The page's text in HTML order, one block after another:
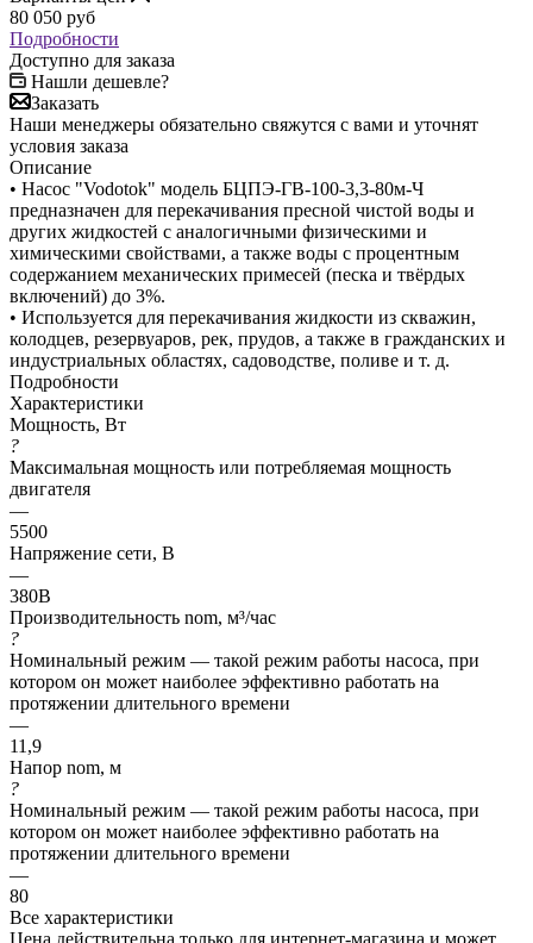
80 050 руб
Подробности
Доступно для заказа
Нашли дешевле?
Заказать
Наши менеджеры обязательно свяжутся с вами и уточнят
условия заказа
Описание
• Насос "Vodotok" модель БЦПЭ-ГВ-100-3,3-80м-Ч
предназначен для перекачивания пресной чистой воды и
других жидкостей с аналогичными физическими и
химическими свойствами, а также воды с процентным
содержанием механических примесей (песка и твёрдых
включений) до 3%.
• Используется для перекачивания жидкости из скважин,
колодцев, резервуаров, рек, прудов, а также в гражданских и
индустриальных областях, садоводстве, поливе и т. д.
Подробности
Характеристики
Мощность, Вт
?
Максимальная мощность или потребляемая мощность
двигателя
—
5500
Напряжение сети, В
—
380В
Производительность nom, м³/час
?
Номинальный режим — такой режим работы насоса, при
котором он может наиболее эффективно работать на
протяжении длительного времени
—
11,9
Напор nom, м
?
Номинальный режим — такой режим работы насоса, при
котором он может наиболее эффективно работать на
протяжении длительного времени
—
80
Все характеристики
Цена действительна только для интернет-магазина и может